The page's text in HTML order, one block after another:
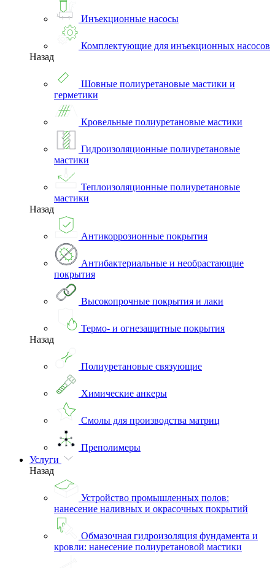
Инъекционные насосы
Комплектующие для инъекционных насосов
Назад
Шовные полиуретановые мастики и
герметики
Кровельные полиуретановые мастики
Гидроизоляционные полиуретановые
мастики
Теплоизоляционные полиуретановые
мастики
Назад
Антикоррозионные покрытия
Антибактериальные и необрастающие
покрытия
Высокопрочные покрытия и лаки
Термо- и огнезащитные покрытия
Назад
Полиуретановые связующие
Химические анкеры
Смолы для производства матриц
Преполимеры
Услуги
Назад
Устройство промышленных полов:
нанесение наливных и окрасочных покрытий
Обмазочная гидроизоляция фундамента и
кровли: нанесение полиуретановой мастики